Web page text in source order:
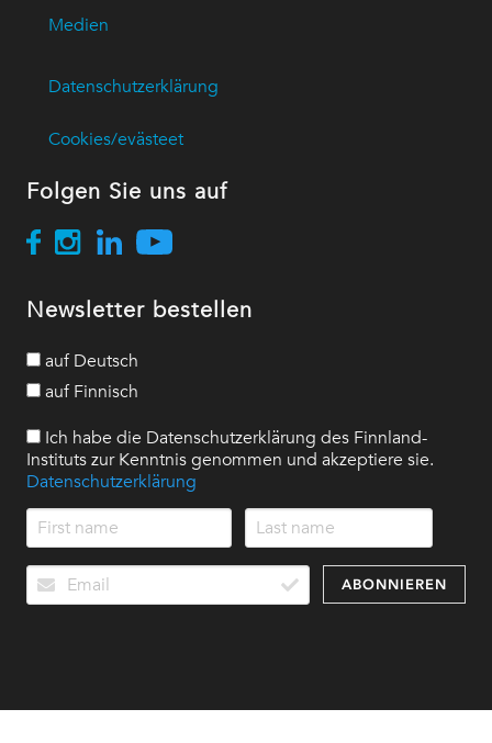
Medien
Datenschutzerklärung
Cookies/evästeet
Folgen Sie uns auf
Newsletter bestellen
auf Deutsch
auf Finnisch
Ich habe die Datenschutzerklärung des Finnland-
Instituts zur Kenntnis genommen und akzeptiere sie.
Datenschutzerklärung
ABONNIEREN